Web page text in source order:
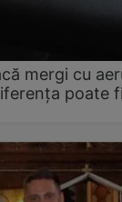
mergi cu
poate